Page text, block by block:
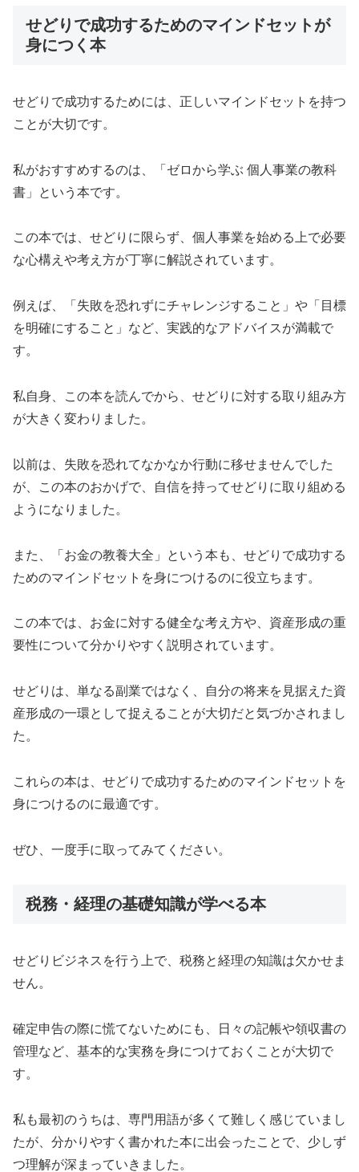
せどりで成功するためのマインドセットが
身につく本
せどりで成功するためには、正しいマインドセットを持つ
ことが大切です。
私がおすすめするのは、「ゼロから学ぶ 個人事業の教科
書」という本です。
この本では、せどりに限らず、個人事業を始める上で必要
な心構えや考え方が丁寧に解説されています。
例えば、「失敗を恐れずにチャレンジすること」や「目標
を明確にすること」など、実践的なアドバイスが満載で
す。
私自身、この本を読んでから、せどりに対する取り組み方
が大きく変わりました。
以前は、失敗を恐れてなかなか行動に移せませんでした
が、この本のおかげで、自信を持ってせどりに取り組める
ようになりました。
また、「お金の教養大全」という本も、せどりで成功する
ためのマインドセットを身につけるのに役立ちます。
この本では、お金に対する健全な考え方や、資産形成の重
要性について分かりやすく説明されています。
せどりは、単なる副業ではなく、自分の将来を見据えた資
産形成の一環として捉えることが大切だと気づかされまし
た。
これらの本は、せどりで成功するためのマインドセットを
身につけるのに最適です。
ぜひ、一度手に取ってみてください。
税務・経理の基礎知識が学べる本
せどりビジネスを行う上で、税務と経理の知識は欠かせま
せん。
確定申告の際に慌てないためにも、日々の記帳や領収書の
管理など、基本的な実務を身につけておくことが大切で
す。
私も最初のうちは、専門用語が多くて難しく感じていまし
たが、分かりやすく書かれた本に出会ったことで、少しず
つ理解が深まっていきました。